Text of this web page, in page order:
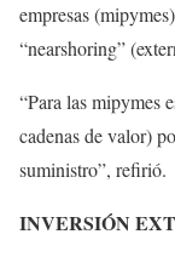
empresas
“nearshoring”
“Para las mipymes
cadenas de valor)
suministro”, refirió.
INVERSIÓN